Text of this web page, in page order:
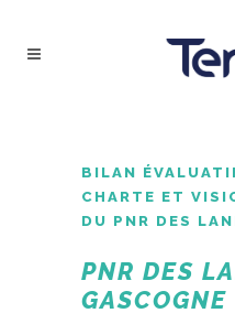
BILAN
CHARTE ET
DU PNR DES
PNR DES
GASCOGNE